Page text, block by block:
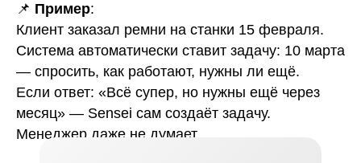
📌 Пример:
Клиент заказал ремни на станки 15 февраля.
Система автоматически ставит задачу: 10 марта
— спросить, как работают, нужны ли ещё.
Если ответ: «Всё супер, но нужны ещё через
месяц» — Sensei сам создаёт задачу.
Менеджер даже не думает.